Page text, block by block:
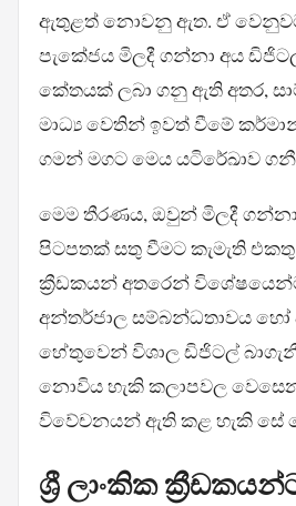
ඇතුළත් නොවනු ඇත. ඒ
පැකේජය මිලදී ගන්නා අය
කේතයක් ලබා ගනු ඇති අතර,
මාධ්‍ය වෙතින් ඉවත් වීමේ
ගමන් මගට මෙය යටිරේඛාව
මෙම තීරණය, ඔවුන් මිලදී ගන්නා
පිටපතක් සතු වීමට කැමැති
ක්‍රීඩකයන් අතරෙන්
අන්තර්ජාල සම්බන්ධතාවය හෝ
හේතුවෙන් විශාල ඩිජිටල්
නොවිය හැකි කලාපවල
විවේචනයන් ඇති කළ හැකි සේ
ශ්‍රී ලාංකික